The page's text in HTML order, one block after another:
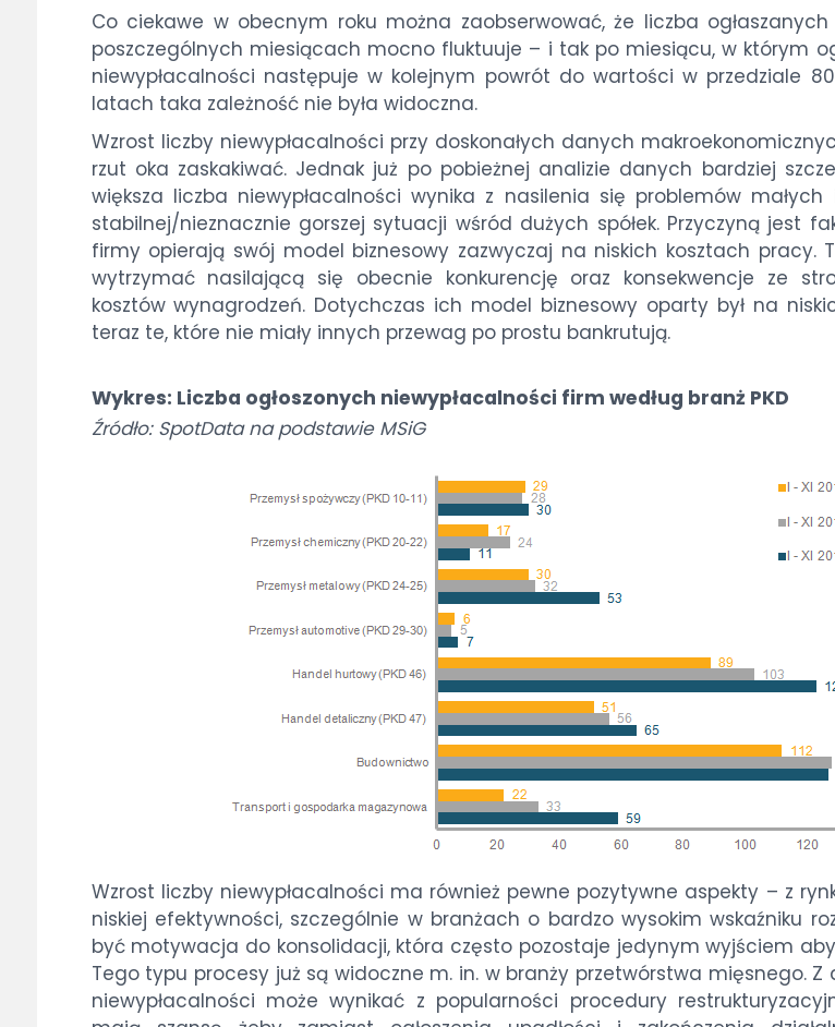
Co ciekawe w obecnym roku można zaobserwować, że liczba
poszczególnych miesiącach mocno fluktuuje – i tak po miesiącu, w którym
niewypłacalności następuje w kolejnym powrót do wartości w przedziale
latach taka zależność nie była widoczna.
Wzrost liczby niewypłacalności przy doskonałych danych
rzut oka zaskakiwać. Jednak już po pobieżnej analizie danych bardziej
większa liczba niewypłacalności wynika z nasilenia się problemów
stabilnej/nieznacznie gorszej sytuacji wśród dużych spółek. Przyczyną jest
firmy opierają swój model biznesowy zazwyczaj na niskich kosztach pracy.
wytrzymać nasilającą się obecnie konkurencję oraz konsekwencje ze
kosztów wynagrodzeń. Dotychczas ich model biznesowy oparty był na
teraz te, które nie miały innych przewag po prostu bankrutują.
Wykres: Liczba ogłoszonych niewypłacalności firm według branż PKD
Źródło: SpotData na podstawie MSiG
Wzrost liczby niewypłacalności ma również pewne pozytywne aspekty – z
niskiej efektywności, szczególnie w branżach o bardzo wysokim wskaźniku
być motywacja do konsolidacji, która często pozostaje jedynym wyjściem
Tego typu procesy już są widoczne m. in. w branży przetwórstwa mięsnego. Z
niewypłacalności może wynikać z popularności procedury